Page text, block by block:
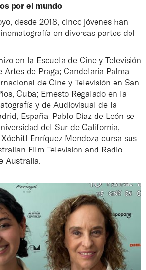
por el mundo
desde 2018, cinco jóvenes han
en diversas partes del
en la Escuela de Cine y Televisión
Artes de Praga; Candelaria Palma,
de Cine y Televisión en San
Cuba; Ernesto Regalado en la
y de Audiovisual de la
España; Pablo Díaz de León se
del Sur de California,
Enríquez Mendoza cursa sus
Film Television and Radio
Australia.